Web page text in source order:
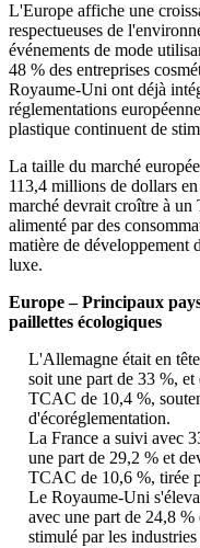
L'Europe affiche une
respectueuses de
événements de mode
48 % des entreprises
Royaume-Uni ont déjà
réglementations
plastique continuent de
La taille du marché
113,4 millions de dollars
marché devrait croître à
alimenté par des
matière de développement
luxe.
Europe – Principaux
paillettes écologiques
L'Allemagne était en
soit une part de 33 %,
TCAC de 10,4 %,
d'écoréglementation.
La France a suivi avec
une part de 29,2 % et
TCAC de 10,6 %, tirée
Le Royaume-Uni
avec une part de 24,8
stimulé par les